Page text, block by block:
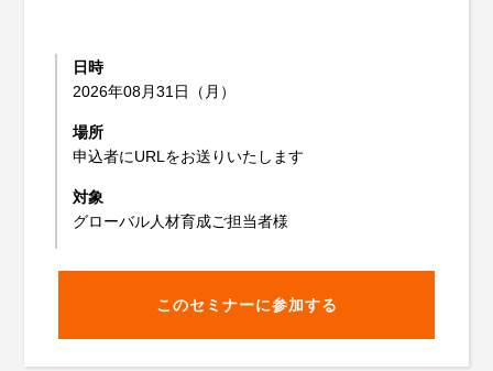
日時
2026年08月31日（月）
場所
申込者にURLをお送りいたします
対象
グローバル人材育成ご担当者様
このセミナーに参加する